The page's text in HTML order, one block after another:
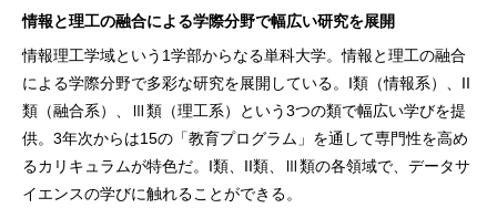
情報と理工の融合による学際分野で幅広い研究を展開
情報理工学域という1学部からなる単科大学。情報と理工の融合
による学際分野で多彩な研究を展開している。I類（情報系）、II
類（融合系）、Ⅲ類（理工系）という3つの類で幅広い学びを提
供。3年次からは15の「教育プログラム」を通して専門性を高め
るカリキュラムが特色だ。I類、II類、Ⅲ類の各領域で、データサ
イエンスの学びに触れることができる。